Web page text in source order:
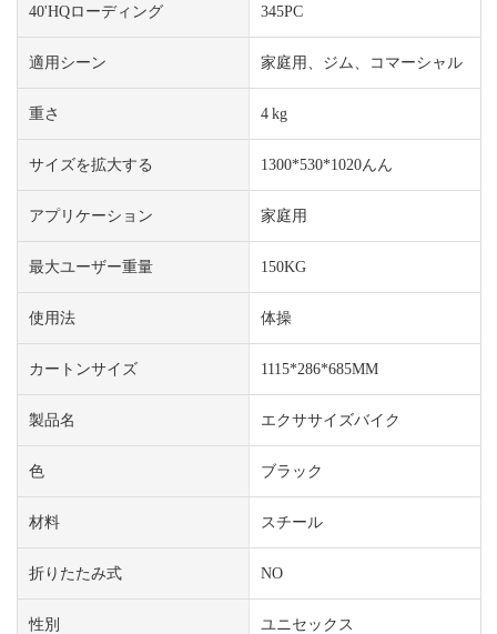
40'HQローディング 345PC
適用シーン 家庭用、ジム、コマーシャル
重さ 4 kg
サイズを拡大する 1300*530*1020んん
アプリケーション 家庭用
最大ユーザー重量 150KG
使用法 体操
カートンサイズ 1115*286*685MM
製品名 エクササイズバイク
色 ブラック
材料 スチール
折りたたみ式 NO
性別 ユニセックス